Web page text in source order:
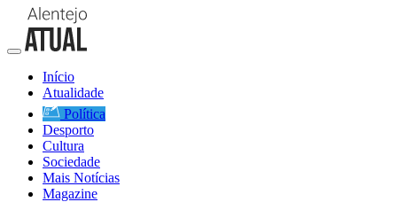
Início
Atualidade
Política
Desporto
Cultura
Sociedade
Mais Notícias
Magazine